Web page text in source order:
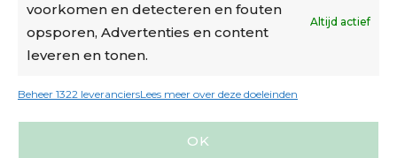
voorkomen en detecteren en fouten
opsporen, Advertenties en content
leveren en tonen.
Altijd actief
Beheer 1322 leveranciersLees meer over deze doeleinden
OK
Verzending
€6,50-€7,50 via Bpost